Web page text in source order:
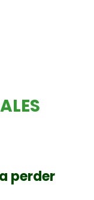
perder